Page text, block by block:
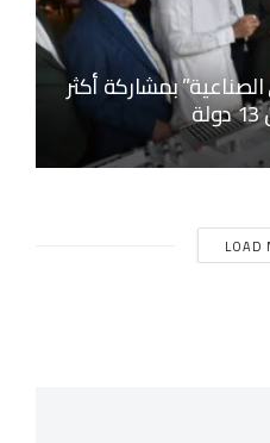
بمشاركة أكثر
LOAD